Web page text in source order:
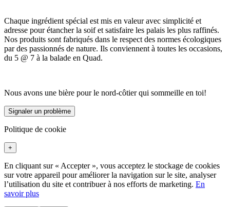
Chaque ingrédient spécial est mis en valeur avec simplicité et
adresse pour étancher la soif et satisfaire les palais les plus raffinés.
Nos produits sont fabriqués dans le respect des normes écologiques
par des passionnés de nature. Ils conviennent à toutes les occasions,
du 5 @ 7 à la balade en Quad.
Nous avons une bière pour le nord-côtier qui sommeille en toi!
Signaler un problème
Politique de cookie
+
En cliquant sur « Accepter », vous acceptez le stockage de cookies
sur votre appareil pour améliorer la navigation sur le site, analyser
l’utilisation du site et contribuer à nos efforts de marketing. En
savoir plus